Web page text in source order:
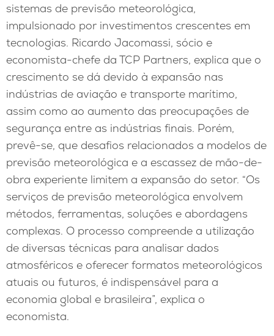
sistemas de previsão meteorológica,
impulsionado por investimentos crescentes em
tecnologias. Ricardo Jacomassi, sócio e
economista-chefe da TCP Partners, explica que o
crescimento se dá devido à expansão nas
indústrias de aviação e transporte marítimo,
assim como ao aumento das preocupações de
segurança entre as indústrias finais. Porém,
prevê-se, que desafios relacionados a modelos de
previsão meteorológica e a escassez de mão-de-
obra experiente limitem a expansão do setor. “Os
serviços de previsão meteorológica envolvem
métodos, ferramentas, soluções e abordagens
complexas. O processo compreende a utilização
de diversas técnicas para analisar dados
atmosféricos e oferecer formatos meteorológicos
atuais ou futuros, é indispensável para a
economia global e brasileira”, explica o
economista.